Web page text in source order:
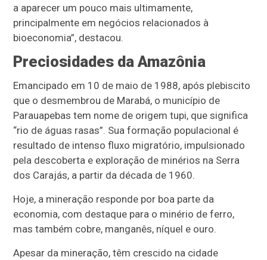
a aparecer um pouco mais ultimamente,
principalmente em negócios relacionados à
bioeconomia”, destacou.
Preciosidades da Amazônia
Emancipado em 10 de maio de 1988, após plebiscito
que o desmembrou de Marabá, o município de
Parauapebas tem nome de origem tupi, que significa
“rio de águas rasas”. Sua formação populacional é
resultado de intenso fluxo migratório, impulsionado
pela descoberta e exploração de minérios na Serra
dos Carajás, a partir da década de 1960.
Hoje, a mineração responde por boa parte da
economia, com destaque para o minério de ferro,
mas também cobre, manganês, níquel e ouro.
Apesar da mineração, têm crescido na cidade